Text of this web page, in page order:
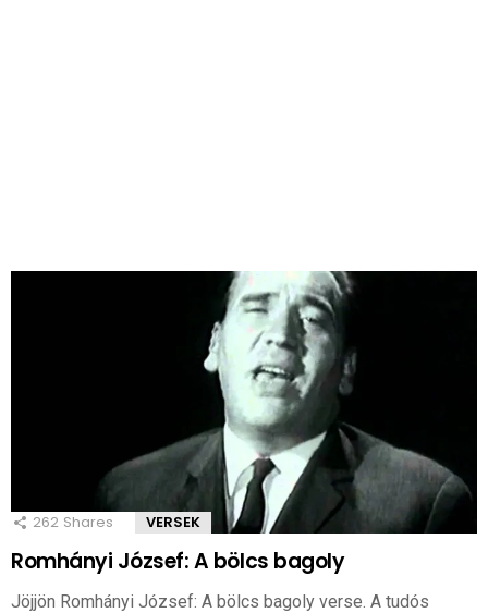
262 Shares VERSEK
Romhányi József: A bölcs bagoly
Jöjjön Romhányi József: A bölcs bagoly verse. A tudós